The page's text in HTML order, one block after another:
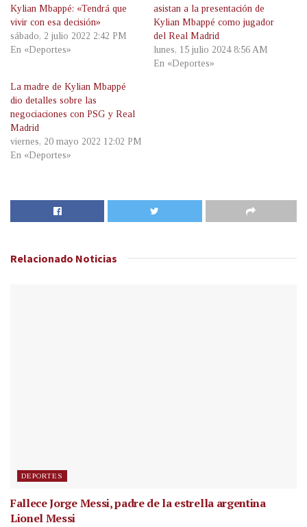
Kylian Mbappé: «Tendrá que
vivir con esa decisión»
sábado, 2 julio 2022 2:42 PM
En «Deportes»
asistan a la presentación de
Kylian Mbappé como jugador
del Real Madrid
lunes, 15 julio 2024 8:56 AM
En «Deportes»
La madre de Kylian Mbappé
dio detalles sobre las
negociaciones con PSG y Real
Madrid
viernes, 20 mayo 2022 12:02 PM
En «Deportes»
Relacionado Noticias
DEPORTES
Fallece Jorge Messi, padre de la estrella argentina
Lionel Messi